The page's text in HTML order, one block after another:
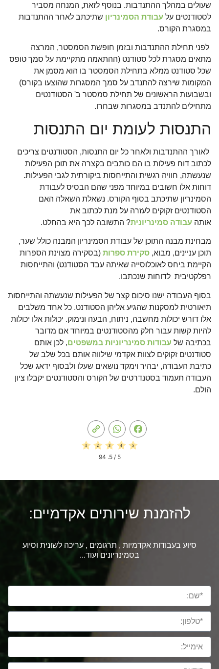
שעולים במהלך ההתנדבות. בנוסף לזאת, המנחה מסביר
לסטודנטים על עבודת הסמינריון שתיכתב לאחר ההתנדבות
במסגרת הקורס.
לפני תחילת ההתנדבות ובזמן חופשת הסמסטר, המרצה
מתאים מסגרת לכל סטודנט (ההתאמה מתקיימת על סמך טופס
שכל סטודנט ממלא בתחילת הסמסטר בו הוא מסמן את
המקומות שירצה להתנדב על סמך המסגרות שהוצעו בקורס)
ובשבועות הראשונים של תחילת סמסטר ב' הסטודנטים
מתחילים להתנדב במסגרות שבחרו.
התנסות לעומת יום התנסות
לאורך ההתנדבות ולאחר כל יום התנסות, הסטודנטים צריכים
לכתוב דוח פעילות בו הם כותבים בקצרה את תוכן הפעילות
שנעשתה, חוויה רגשית והתייחסות ביקורתית לגבי הפעילות.
דוחות אלו חשובים במיוחד מפני שהם הבסיס לעבודת
הסמינריון שתיכתב בסוף הקורס. נשאלת השאלה האם
הסטודנטים זקוקים לעזרה על מנת לכתוב את
אותה עבודה סמינריונית? התשובה לכך היא בהחלט.
מבחינת מבנה התוכן של עבודת הסמינריון המבנה כולל שער,
תוכן עניינים, מבוא, סקירת ספרות (בסקירה מצוינת הספרות
הקיימת ביחס לאוכלוסייה שאיתה עבד הסטודנט) והתייחסות
רפלקטיבית לדוחות שנכתבו.
בסוף העבודה ישנו סיכום קצר של הפעילות שנעשתה והתייחסות
תיאורטית למסקנות שהגיע אליהן הסטודנט. כל אחד משלבים
אלו דורש יכולות מחשבה, ניתוח, הבעה ונימוק. יכולות אלו יכולות
להיות קשות עבור חלק מהסטודנטים במיוחד אם מדובר
בכתיבה של עבודות סמינריוניות במשפטים, לכן אותם
סטודנטים זקוקים לצוות אקדמי שילווה אותם בכל שלב של
כתיבת העבודה, יבהיר וימקד נושאים שעלו ולבסוף ידאג שכל
העבודה תעמוד בסטנדרטים של הקורס והסטודנטים יקבלו ציון
הולם.
Facebook
WhatsApp
5
/ 5.
94
להזמנת שירותים אקדמיים:
סיוע בעבודות אקדמיות , תרגומים , עריכה לשונית וסיוע
בסמינריונים ועוד...